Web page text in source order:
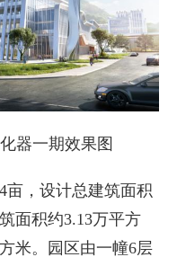
器一期效果图
亩，设计总建筑面积
面积约3.13万平方
米。园区由一幢6层